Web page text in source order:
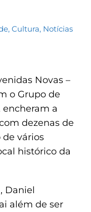
, Cultura, Notícias
Novas –
o Grupo de
encheram a
dezenas de
de vários
histórico da
Daniel
além de ser